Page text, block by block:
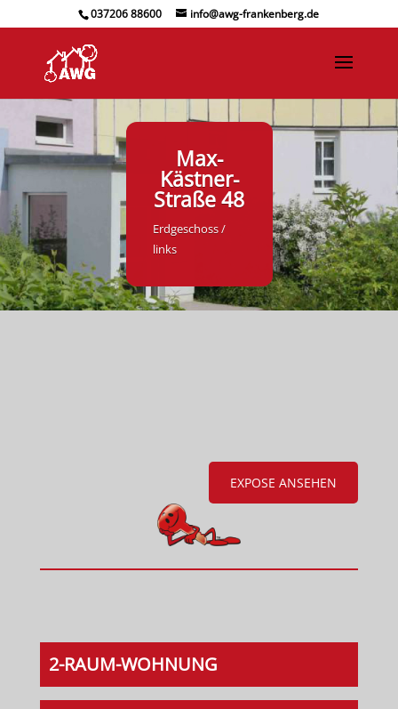
037206 88600 info@awg-frankenberg.de
Max-
Kästner-
Straße 48
Erdgeschoss /
links
EXPOSE ANSEHEN
2-RAUM-WOHNUNG